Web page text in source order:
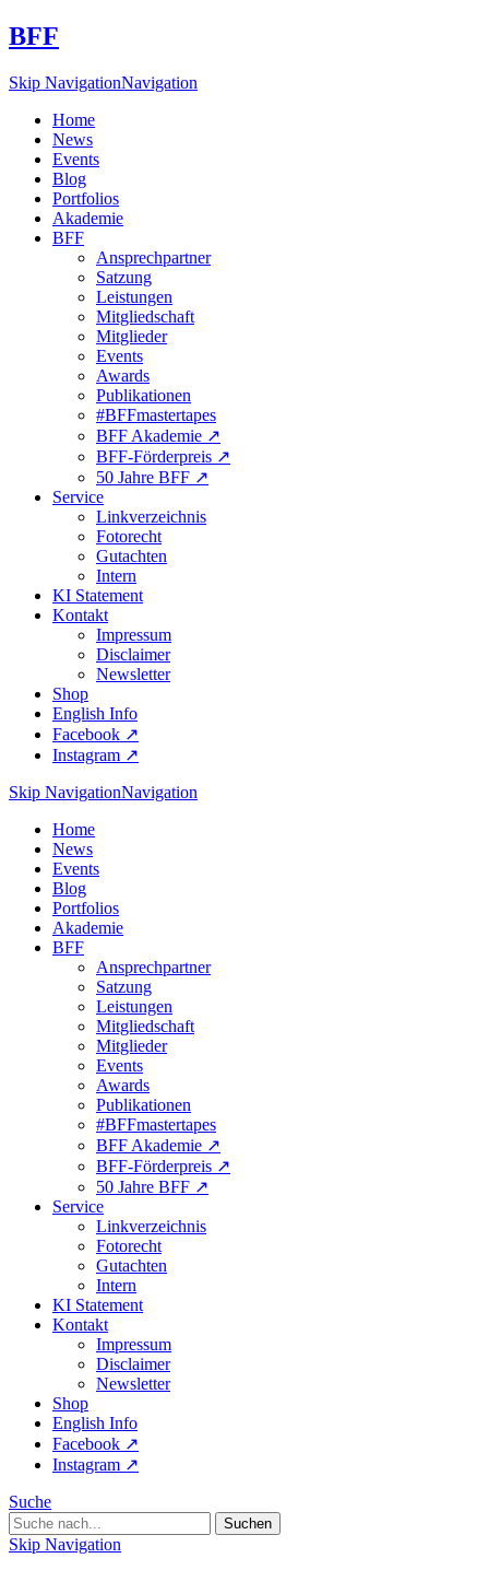
BFF
Skip NavigationNavigation
Home
News
Events
Blog
Portfolios
Akademie
BFF
Ansprechpartner
Satzung
Leistungen
Mitgliedschaft
Mitglieder
Events
Awards
Publikationen
#BFFmastertapes
BFF Akademie ↗︎
BFF-Förderpreis ↗︎
50 Jahre BFF ↗︎
Service
Linkverzeichnis
Fotorecht
Gutachten
Intern
KI Statement
Kontakt
Impressum
Disclaimer
Newsletter
Shop
English Info
Facebook ↗︎
Instagram ↗︎
Skip NavigationNavigation
Home
News
Events
Blog
Portfolios
Akademie
BFF
Ansprechpartner
Satzung
Leistungen
Mitgliedschaft
Mitglieder
Events
Awards
Publikationen
#BFFmastertapes
BFF Akademie ↗︎
BFF-Förderpreis ↗︎
50 Jahre BFF ↗︎
Service
Linkverzeichnis
Fotorecht
Gutachten
Intern
KI Statement
Kontakt
Impressum
Disclaimer
Newsletter
Shop
English Info
Facebook ↗︎
Instagram ↗︎
Suche
Skip Navigation